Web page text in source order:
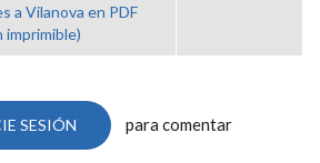
a Vilanova en PDF
imprimible)
SESIÓN para comentar